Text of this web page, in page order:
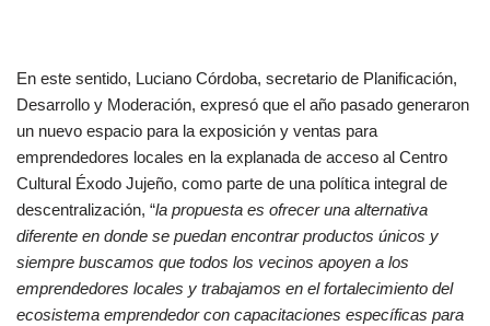
En este sentido, Luciano Córdoba, secretario de Planificación,
Desarrollo y Moderación, expresó que el año pasado generaron
un nuevo espacio para la exposición y ventas para
emprendedores locales en la explanada de acceso al Centro
Cultural Éxodo Jujeño, como parte de una política integral de
descentralización, “la propuesta es ofrecer una alternativa
diferente en donde se puedan encontrar productos únicos y
siempre buscamos que todos los vecinos apoyen a los
emprendedores locales y trabajamos en el fortalecimiento del
ecosistema emprendedor con capacitaciones específicas para